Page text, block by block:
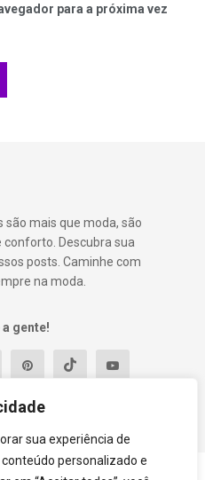
sua experiência de
personalizado e
para a próxima vez
são mais que moda, são
Descubra sua
posts. Caminhe com
na moda.
gente!